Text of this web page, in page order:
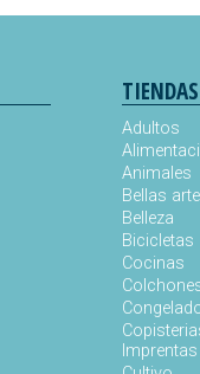
TIENDAS
Adultos
Animales
Bellas
Belleza
Bicicletas
Cocinas
Imprentas